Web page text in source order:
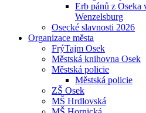
Erb pánů z Oseka
Wenzelsburg
Osecké slavnosti 2026
Organizace města
FrýTajm Osek
Městská knihovna Osek
Městská policie
Městská policie
ZŠ Osek
MŠ Hrdlovská